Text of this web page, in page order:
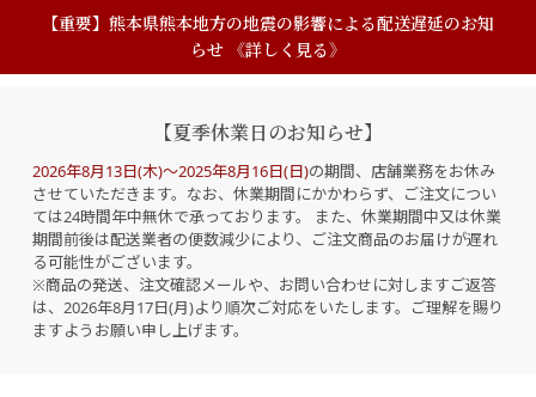
【重要】熊本県熊本地方の地震の影響による配送遅延のお知
らせ 《詳しく見る》
【夏季休業日のお知らせ】
2026年8月13日(木)～2025年8月16日(日)の期間、店舗業務をお休み
させていただきます。なお、休業期間にかかわらず、ご注文につい
ては24時間年中無休で承っております。 また、休業期間中又は休業
期間前後は配送業者の便数減少により、ご注文商品のお届けが遅れ
る可能性がございます。
※商品の発送、注文確認メールや、お問い合わせに対しますご返答
は、2026年8月17日(月)より順次ご対応をいたします。ご理解を賜り
ますようお願い申し上げます。